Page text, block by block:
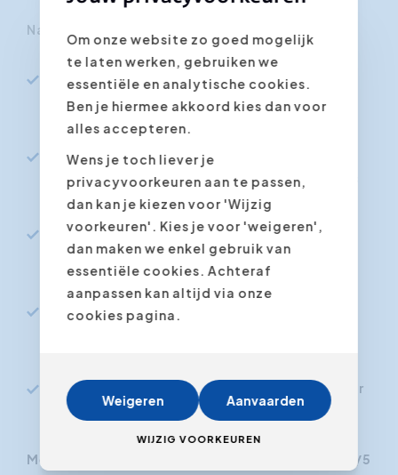
Na deze consultative selling training:
Herken je koopsignalen sneller en stem je je
argumentatie gerichter af op de echte
behoefte van de klant
Bouw je sneller vertrouwen op bij nieuwe
klanten en onderhoud je bestaande relaties
beter
Verkoop je meer producten en diensten bij
dezelfde klanten door beter te begrijpen
wat ze nodig hebben
Heb je inzicht in je eigen gedrag als
Beheers je het LEO-model als structuur voor
elk verkoopgesprek
Met 466 beoordelingen en een score van 4,45/5
Om onze website zo goed mogelijk
te laten werken, gebruiken we
essentiële en analytische cookies.
Ben je hiermee akkoord kies dan voor
alles accepteren.
Wens je toch liever je
privacyvoorkeuren aan te passen,
dan kan je kiezen voor 'Wijzig
voorkeuren'. Kies je voor 'weigeren',
dan maken we enkel gebruik van
essentiële cookies. Achteraf
aanpassen kan altijd via onze
cookies pagina.
Weigeren Aanvaarden
WIJZIG VOORKEUREN